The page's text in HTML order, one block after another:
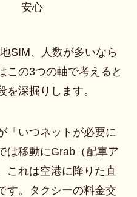
安心
SIM、人数が多いなら
の3つの軸で考えると
深掘りします。
「いつネットが必要に
は移動にGrab（配車ア
これは空港に降りた直
す。タクシーの料金交